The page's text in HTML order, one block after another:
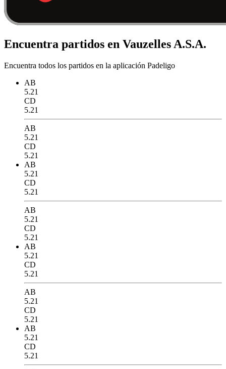
Encuentra partidos en Vauzelles A.S.A.
Encuentra todos los partidos en la aplicación Padeligo
AB
5.21
CD
5.21
AB
5.21
CD
5.21
AB
5.21
CD
5.21
AB
5.21
CD
5.21
AB
5.21
CD
5.21
AB
5.21
CD
5.21
AB
5.21
CD
5.21